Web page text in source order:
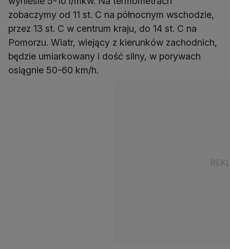
zobaczymy od 11 st. C na północnym wschodzie,
przez 13 st. C w centrum kraju, do 14 st. C na
Pomorzu. Wiatr, wiejący z kierunków zachodnich,
będzie umiarkowany i dość silny, w porywach
osiągnie 50-60 km/h.